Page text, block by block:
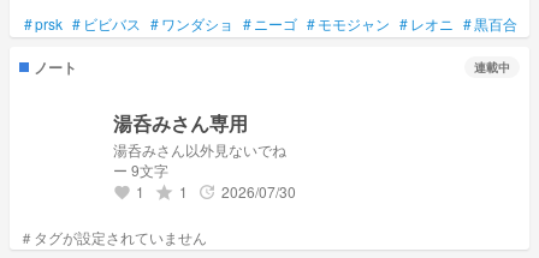
#prsk # ビビバス #ワンダショ #ニーゴ #モモジャン #レオニ #黒百合
ノート 連載中
湯呑みさん専用
湯呑みさん以外見ないでね
ー 9文字
favorite 1 grade 1 update 2026/07/30